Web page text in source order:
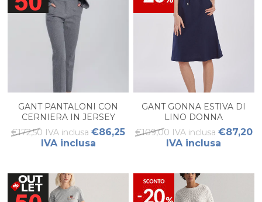
GANT PANTALONI CON
CERNIERA IN JERSEY
SPINATO DONNA
€172,50 IVA inclusa €86,25
IVA inclusa
GANT GONNA ESTIVA DI
LINO DONNA
€109,00 IVA inclusa €87,20
IVA inclusa